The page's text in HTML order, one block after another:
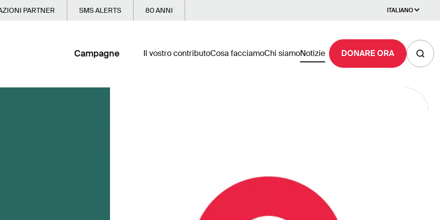
PARTNER SMS ALERTS 80 ANNI ITALIANO
Campagne Il vostro contributoCosa facciamoChi siamoNotizie DONARE ORA